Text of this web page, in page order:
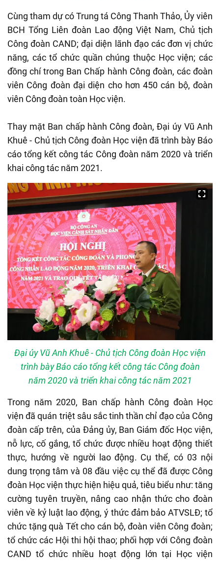
Cùng tham dự có Trung tá Công Thanh Thảo, Ủy viên
BCH Tổng Liên đoàn Lao động Việt Nam, Chủ tịch
Công đoàn CAND; đại diện lãnh đạo các đơn vị chức
năng, các tổ chức quần chúng thuộc Học viện; các
đồng chí trong Ban Chấp hành Công đoàn, các đoàn
viên Công đoàn đại diện cho hơn 450 cán bộ, đoàn
viên Công đoàn toàn Học viện.
Thay mặt Ban chấp hành Công đoàn, Đại úy Vũ Anh
Khuê - Chủ tịch Công đoàn Học viện đã trình bày Báo
cáo tổng kết công tác Công đoàn năm 2020 và triển
khai công tác năm 2021.
Đại úy Vũ Anh Khuê - Chủ tịch Công đoàn Học viện
trình bày Báo cáo tổng kết công tác Công đoàn
năm 2020 và triển khai công tác năm 2021
Trong năm 2020, Ban chấp hành Công đoàn Học
viện đã quán triệt sâu sắc tinh thần chỉ đạo của Công
đoàn cấp trên, của Đảng ủy, Ban Giám đốc Học viện,
nỗ lực, cố gắng, tổ chức được nhiều hoạt động thiết
thực, hướng về người lao động. Cụ thể, có 03 nội
dung trọng tâm và 08 đầu việc cụ thể đã được Công
đoàn Học viện thực hiện hiệu quả, tiêu biểu như: tăng
cường tuyên truyền, nâng cao nhận thức cho đoàn
viên về kỷ luật lao động, ý thức đảm bảo ATVSLĐ; tổ
chức tặng quà Tết cho cán bộ, đoàn viên Công đoàn;
tổ chức các Hội thi hội thao; phối hợp với Công đoàn
CAND tổ chức nhiều hoạt động lớn tại Học viện